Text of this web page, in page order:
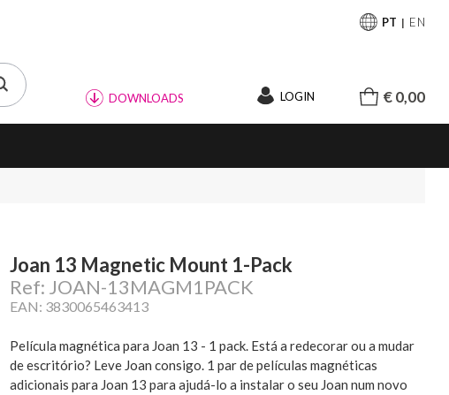
PT EN
DOWNLOADS LOGIN € 0,00
Joan 13 Magnetic Mount 1-Pack
Ref: JOAN-13MAGM1PACK
EAN: 3830065463413
Película magnética para Joan 13 - 1 pack. Está a redecorar ou a mudar
de escritório? Leve Joan consigo. 1 par de películas magnéticas
adicionais para Joan 13 para ajudá-lo a instalar o seu Joan num novo